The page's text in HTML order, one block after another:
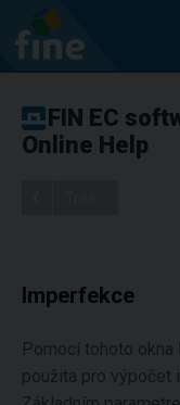
FIN EC
Online Help
Imperfekce
Pomocí tohoto
použita pro výpočet